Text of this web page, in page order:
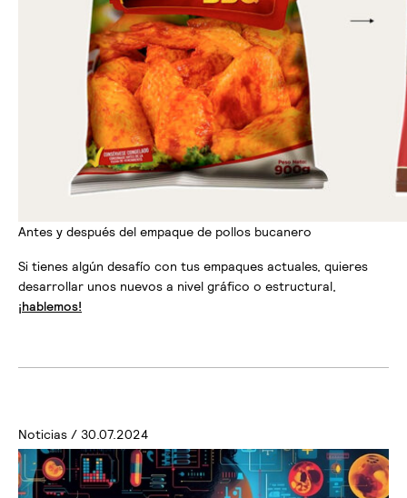
Antes y después del empaque de pollos bucanero
Si tienes algún desafío con tus empaques actuales, quieres
desarrollar unos nuevos a nivel gráfico o estructural,
¡hablemos!
Noticias / 30.07.2024